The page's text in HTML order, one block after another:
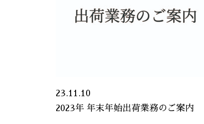
23.11.10
2023年 年末年始出荷業務のご案内